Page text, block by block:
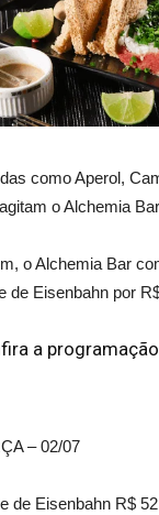
como Aperol,
o Alchemia
o Alchemia Bar
de Eisenbahn por
a
– 02/07
de Eisenbahn R$ 52